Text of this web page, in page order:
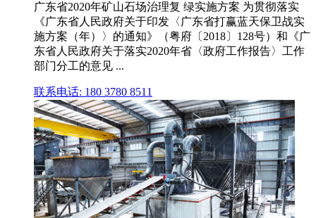
广东省2020年矿山石场治理复 绿实施方案 为贯彻落实
《广东省人民政府关于印发〈广东省打赢蓝天保卫战实
施方案（年）〉的通知》（粤府〔2018〕128号）和《广
东省人民政府关于落实2020年省〈政府工作报告〉工作
部门分工的意见 ...
联系电话: 180 3780 8511